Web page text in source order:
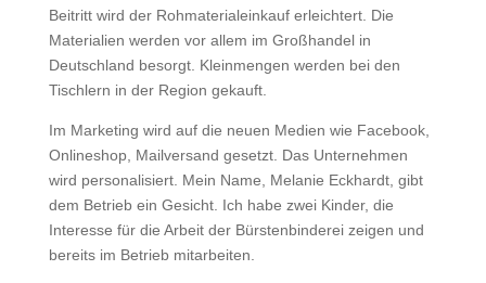
Beitritt wird der Rohmaterialeinkauf erleichtert. Die
Materialien werden vor allem im Großhandel in
Deutschland besorgt. Kleinmengen werden bei den
Tischlern in der Region gekauft.
Im Marketing wird auf die neuen Medien wie Facebook,
Onlineshop, Mailversand gesetzt. Das Unternehmen
wird personalisiert. Mein Name, Melanie Eckhardt, gibt
dem Betrieb ein Gesicht. Ich habe zwei Kinder, die
Interesse für die Arbeit der Bürstenbinderei zeigen und
bereits im Betrieb mitarbeiten.